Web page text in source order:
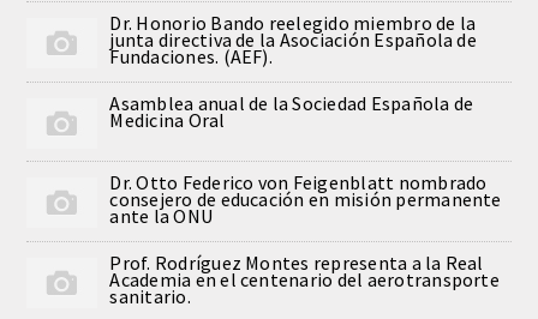
ESTOMATOLOGIA MEDICO-
QUIRURGICA
ODONTOLOGIA CONSERVADORA
ORTOGNATIA
NÚMERO
Alfabético
Dr. Honorio Bando reelegido miembro de la
junta directiva de la Asociación Española de
Fundaciones. (AEF).
Asamblea anual de la Sociedad Española de
Medicina Oral
Dr. Otto Federico von Feigenblatt nombrado
consejero de educación en misión permanente
ante la ONU
Prof. Rodríguez Montes representa a la Real
Academia en el centenario del aerotransporte
sanitario.